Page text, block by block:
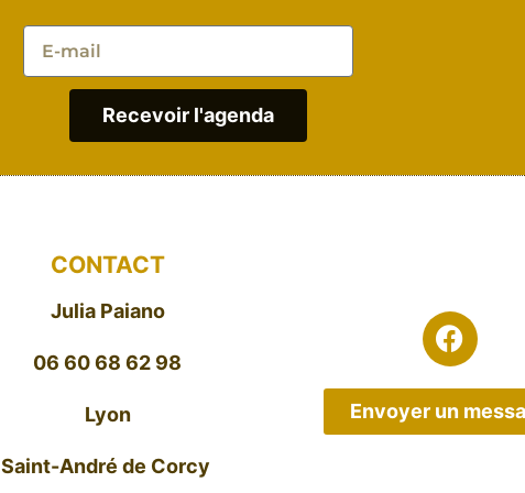
Recevoir l'agenda
CONTACT
Julia Paiano
06 60 68 62 98
Lyon
Saint-André de Corcy
Envoyer un